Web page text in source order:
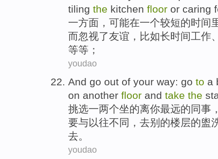
tiling the kitchen floor or caring
一方面 ， 可能在一个较短的时间
而忽视了友谊 ， 比如长时间工作
等等；
youdao
And go out of your way: go to a
on another floor and take the
挑选一两个坐的离你最远的同事
要与以往不同， 去别的楼层的盥
去。
youdao